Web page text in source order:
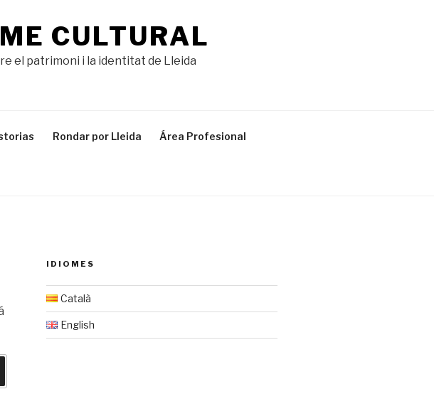
CULTURAL
el patrimoni i la identitat de Lleida
Rondar por Lleida Área Profesional
IDIOMES
Català
English